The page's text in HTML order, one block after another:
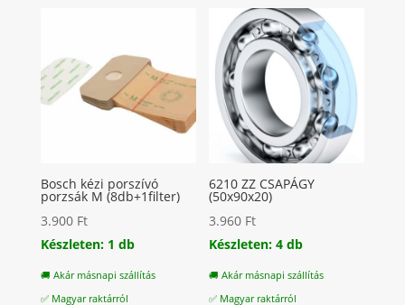
Bosch kézi porszívó
porzsák M (8db+1filter)
3.900 Ft
Készleten: 1 db
🚚 Akár másnapi szállítás
✅ Magyar raktárról
6210 ZZ CSAPÁGY
(50x90x20)
3.960 Ft
Készleten: 4 db
🚚 Akár másnapi szállítás
✅ Magyar raktárról